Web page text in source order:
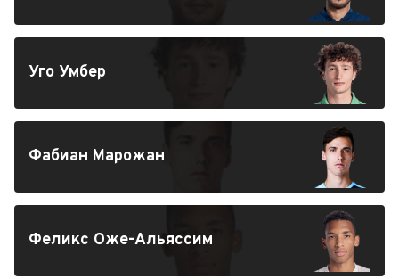
Уго Умбер
Фабиан Марожан
Феликс Оже-Альяссим